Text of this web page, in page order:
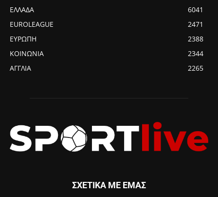
ΕΛΛΑΔΑ
6041
EUROLEAGUE
2471
ΕΥΡΩΠΗ
2388
ΚΟΙΝΩΝΙΑ
2344
ΑΓΓΛΙΑ
2265
ΣΧΕΤΙΚΑ ΜΕ ΕΜΑΣ